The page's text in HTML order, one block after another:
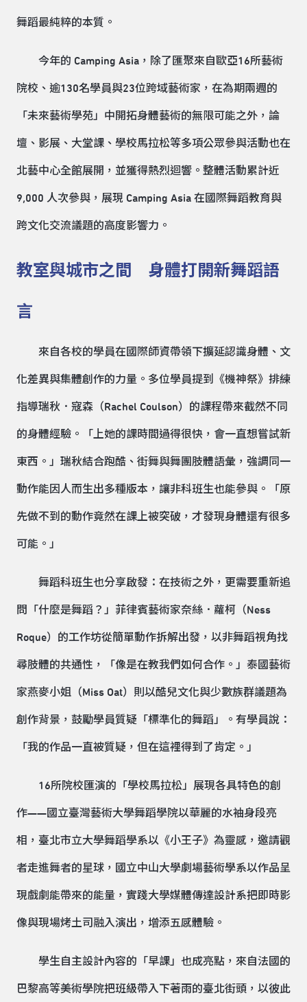
舞蹈最純粹的本質。
今年的 Camping Asia，除了匯聚來自歐亞16所藝術
院校、逾130名學員與23位跨域藝術家，在為期兩週的
「未來藝術學苑」中開拓身體藝術的無限可能之外，論
壇、影展、大堂課、學校馬拉松等多項公眾參與活動也在
北藝中心全館展開，並獲得熱烈迴響。整體活動累計近
9,000 人次參與，展現 Camping Asia 在國際舞蹈教育與
跨文化交流議題的高度影響力。
教室與城市之間 身體打開新舞蹈語
言
來自各校的學員在國際師資帶領下擴延認識身體、文
化差異與集體創作的力量。多位學員提到《機神祭》排練
指導瑞秋．寇森（Rachel Coulson）的課程帶來截然不同
的身體經驗。「上她的課時間過得很快，會一直想嘗試新
東西。」瑞秋結合跑酷、街舞與舞團肢體語彙，強調同一
動作能因人而生出多種版本，讓非科班生也能參與。「原
先做不到的動作竟然在課上被突破，才發現身體還有很多
可能。」
舞蹈科班生也分享啟發：在技術之外，更需要重新追
問「什麼是舞蹈？」菲律賓藝術家奈絲．蘿柯（Ness
Roque）的工作坊從簡單動作拆解出發，以非舞蹈視角找
尋肢體的共通性，「像是在教我們如何合作。」泰國藝術
家燕麥小姐（Miss Oat）則以酷兒文化與少數族群議題為
創作背景，鼓勵學員質疑「標準化的舞蹈」。有學員說：
「我的作品一直被質疑，但在這裡得到了肯定。」
16所院校匯演的「學校馬拉松」展現各具特色的創
作——國立臺灣藝術大學舞蹈學院以華麗的水袖身段亮
相，臺北市立大學舞蹈學系以《小王子》為靈感，邀請觀
者走進舞者的星球，國立中山大學劇場藝術學系以作品呈
現戲劇能帶來的能量，實踐大學媒體傳達設計系把即時影
像與現場烤土司融入演出，增添五感體驗。
學生自主設計內容的「早課」也成亮點，來自法國的
巴黎高等美術學院把班級帶入下著雨的臺北街頭，以彼此